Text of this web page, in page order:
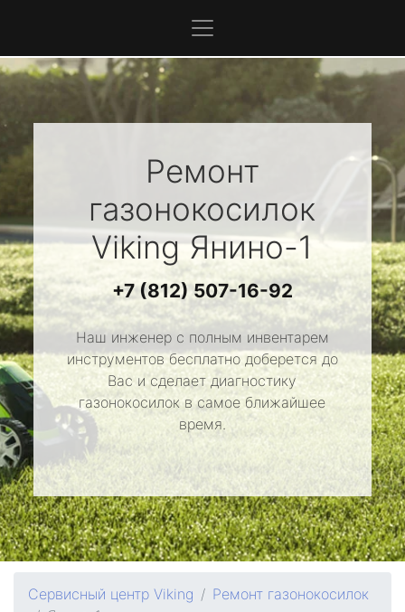
Ремонт
газонокосилок
VikingЯнино-1
+7 (812) 507-16-92
Наш инженер с полным инвентарем
инструментов бесплатно доберется до
Вас и сделает диагностику
газонокосилок в самое ближайшее
время.
Сервисный центр Viking
Ремонт газонокосилок